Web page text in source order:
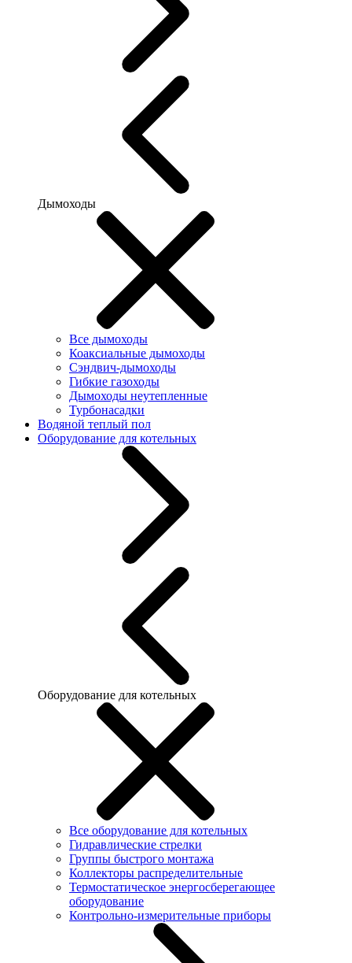
Дымоходы
Все дымоходы
Коаксиальные дымоходы
Сэндвич-дымоходы
Гибкие газоходы
Дымоходы неутепленные
Турбонасадки
Водяной теплый пол
Оборудование для котельных
Оборудование для котельных
Все оборудование для котельных
Гидравлические стрелки
Группы быстрого монтажа
Коллекторы распределительные
Термостатическое энергосберегающее
оборудование
Контрольно-измерительные приборы